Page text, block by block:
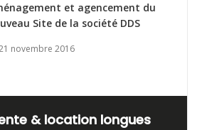
et agencement du
Site de la société DDS
novembre 2016
& location longues